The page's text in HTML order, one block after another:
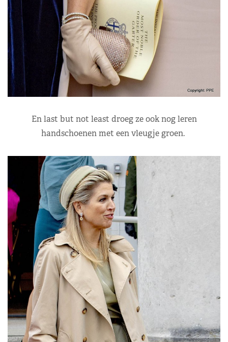
En last but not least droeg ze ook nog leren
handschoenen met een vleugje groen.